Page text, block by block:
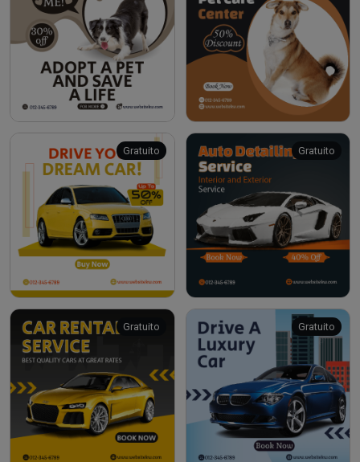
Gratuito Gratuito
Gratuito Gratuito